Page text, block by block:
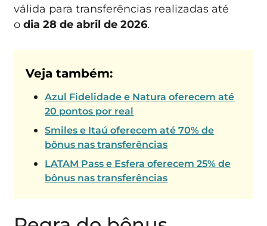
válida para transferências realizadas até
odia 28 de abril de 2026.
Veja também:
Azul Fidelidade e Natura oferecem até
20 pontos por real
Smiles e Itaú oferecem até 70% de
bônus nas transferências
LATAM Pass e Esfera oferecem 25% de
bônus nas transferências